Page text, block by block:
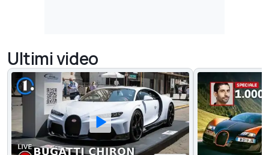
Ultimi video